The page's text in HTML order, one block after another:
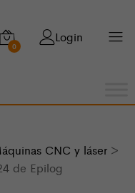
0
Login
CNC y láser>
de Epilog